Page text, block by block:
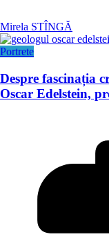
Mirela STÎNGĂ
Portrete
Despre fascinația
Oscar Edelstein,